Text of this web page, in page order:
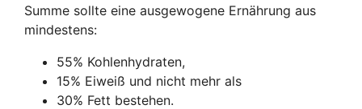
Summe sollte eine ausgewogene Ernährung aus
mindestens:
55% Kohlenhydraten,
15% Eiweiß und nicht mehr als
30% Fett bestehen.